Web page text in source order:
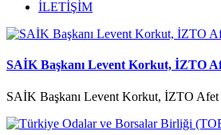
İLETİŞİM
SAİK Başkanı Levent Korkut, İZTO
SAİK Başkanı Levent Korkut, İZTO Afet